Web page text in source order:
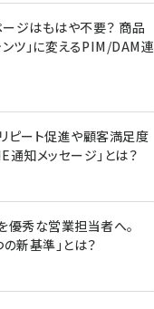
ージはもはや不要？ 商品
ツ」に変えるPIM/DAM連
ピート促進や顧客満足度
通知メッセージ」とは？
優秀な営業担当者へ。
新基準」とは？